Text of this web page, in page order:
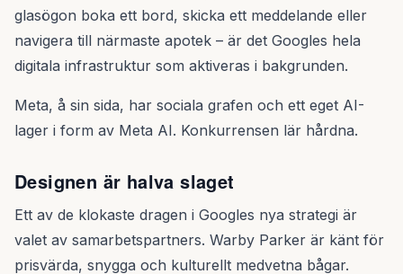
glasögon boka ett bord, skicka ett meddelande eller
navigera till närmaste apotek – är det Googles hela
digitala infrastruktur som aktiveras i bakgrunden.
Meta, å sin sida, har sociala grafen och ett eget AI-
lager i form av Meta AI. Konkurrensen lär hårdna.
Designen är halva slaget
Ett av de klokaste dragen i Googles nya strategi är
valet av samarbetspartners. Warby Parker är känt för
prisvärda, snygga och kulturellt medvetna bågar.